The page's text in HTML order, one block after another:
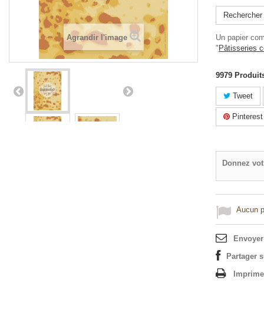
Agrandir l'image
Un papier
" Pâtisseries
9979
Tweet
Pinterest
Donnez
Aucun
Partager